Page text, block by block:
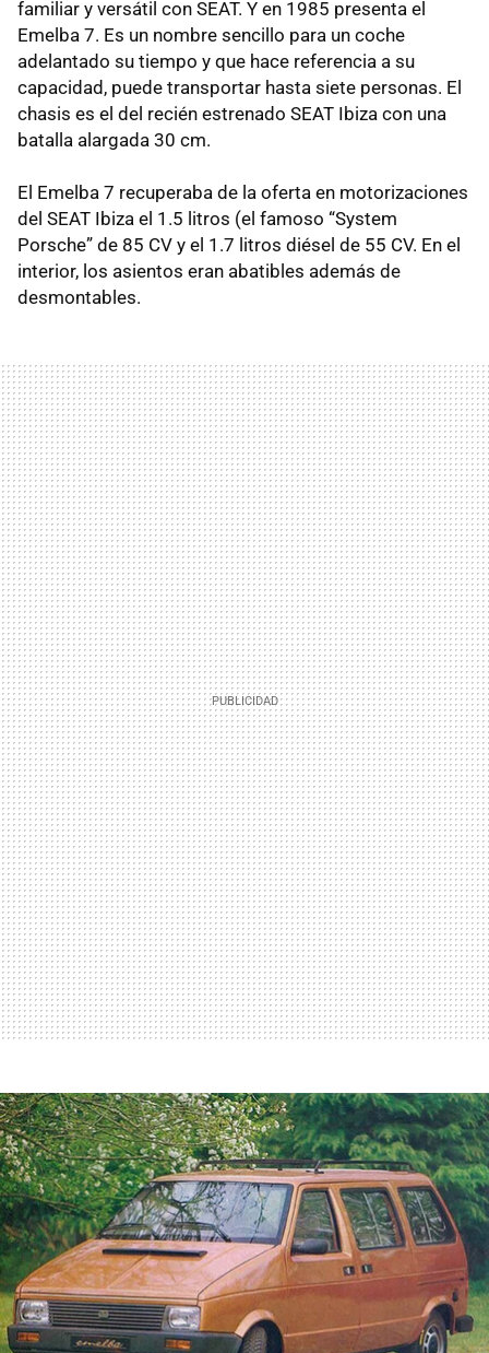
familiar y versátil con SEAT. Y en 1985 presenta el
Emelba 7. Es un nombre sencillo para un coche
adelantado su tiempo y que hace referencia a su
capacidad, puede transportar hasta siete personas. El
chasis es el del recién estrenado SEAT Ibiza con una
batalla alargada 30 cm.
El Emelba 7 recuperaba de la oferta en motorizaciones
del SEAT Ibiza el 1.5 litros (el famoso “System
Porsche” de 85 CV y el 1.7 litros diésel de 55 CV. En el
interior, los asientos eran abatibles además de
desmontables.